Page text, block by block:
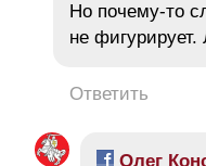
Но почему-то
не
Ответить
Олег